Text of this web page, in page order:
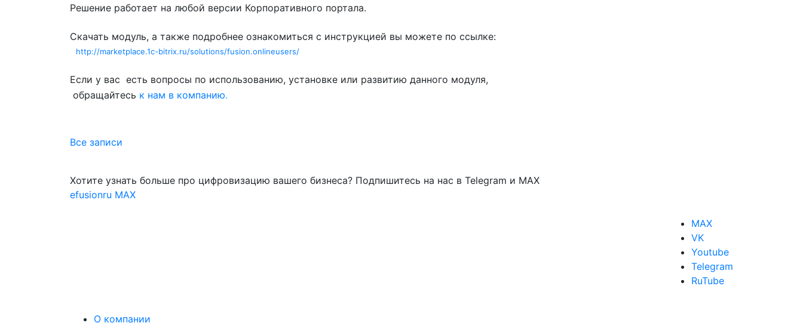
Решение работает на любой версии Корпоративного портала.
Скачать модуль, а также подробнее ознакомиться с инструкцией вы можете по ссылке:
http://marketplace.1c-bitrix.ru/solutions/fusion.onlineusers/
Если у вас есть вопросы по использованию, установке или развитию данного модуля,
обращайтесь к нам в компанию.
Все записи
Хотите узнать больше про цифровизацию вашего бизнеса? Подпишитесь на нас в Telegram и MAX
efusionru MAX
MAX
VK
Youtube
Telegram
RuTube
О компании